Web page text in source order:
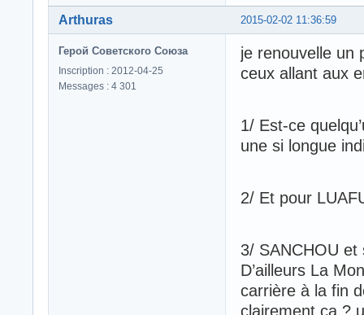
2015-02-02 11:36:59
Arthuras
Герой Советского Союза
Inscription : 2012-04-25
Messages : 4 301
je renouvelle un
ceux allant aux
1/ Est-ce
une si longue
2/ Et pour
3/ SANCHOU et
D’ailleurs La
carrière à la fin
clairement ça ?